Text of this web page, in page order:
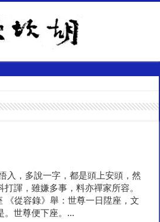
入，多說一字，都是頭上安頭，然
諢，雖嫌多事，料亦禪家所容。
從容錄》舉：世尊一日陞座，文
。世尊便下座。...